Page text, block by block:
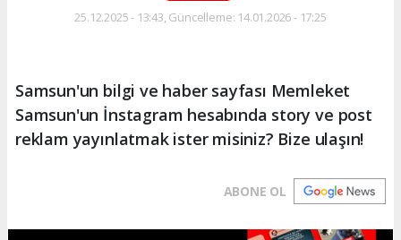
25.12.2025 - 13:43, Güncelleme: 14.01.2026 - 17:25
Samsun'un bilgi ve haber sayfası Memleket
Samsun'un İnstagram hesabında story ve post
reklam yayınlatmak ister misiniz? Bize ulaşın!
ABONE OL